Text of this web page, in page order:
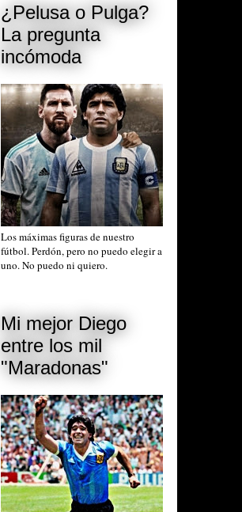
¿Pelusa o Pulga?
La pregunta
incómoda
Los máximas figuras de nuestro
fútbol. Perdón, pero no puedo elegir a
uno. No puedo ni quiero.
Mi mejor Diego
entre los mil
"Maradonas"